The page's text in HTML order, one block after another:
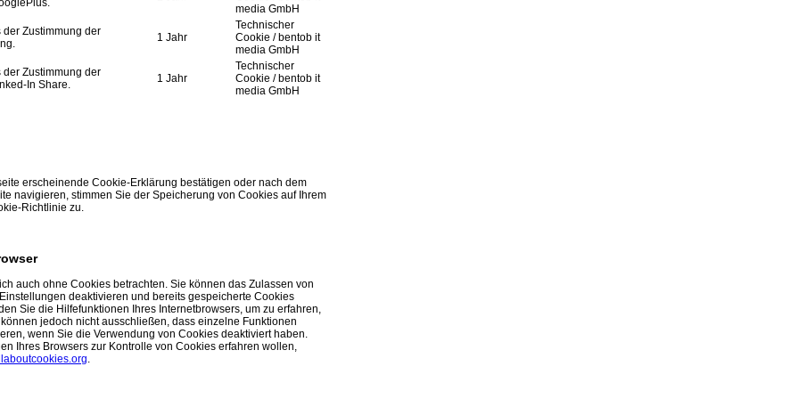
media GmbH
Zustimmung der
1 Jahr
Technischer
Cookie / bentob it
media GmbH
Zustimmung der
In Share.
1 Jahr
Technischer
Cookie / bentob it
media GmbH
erscheinende Cookie-Erklärung bestätigen oder nach dem
navigieren, stimmen Sie der Speicherung von Cookies auf Ihrem
Richtlinie zu.
auch ohne Cookies betrachten. Sie können das Zulassen von
deaktivieren und bereits gespeicherte Cookies
Sie die Hilfefunktionen Ihres Internetbrowsers, um zu erfahren,
jedoch nicht ausschließen, dass einzelne Funktionen
wenn Sie die Verwendung von Cookies deaktiviert haben.
Ihres Browsers zur Kontrolle von Cookies erfahren wollen,
.